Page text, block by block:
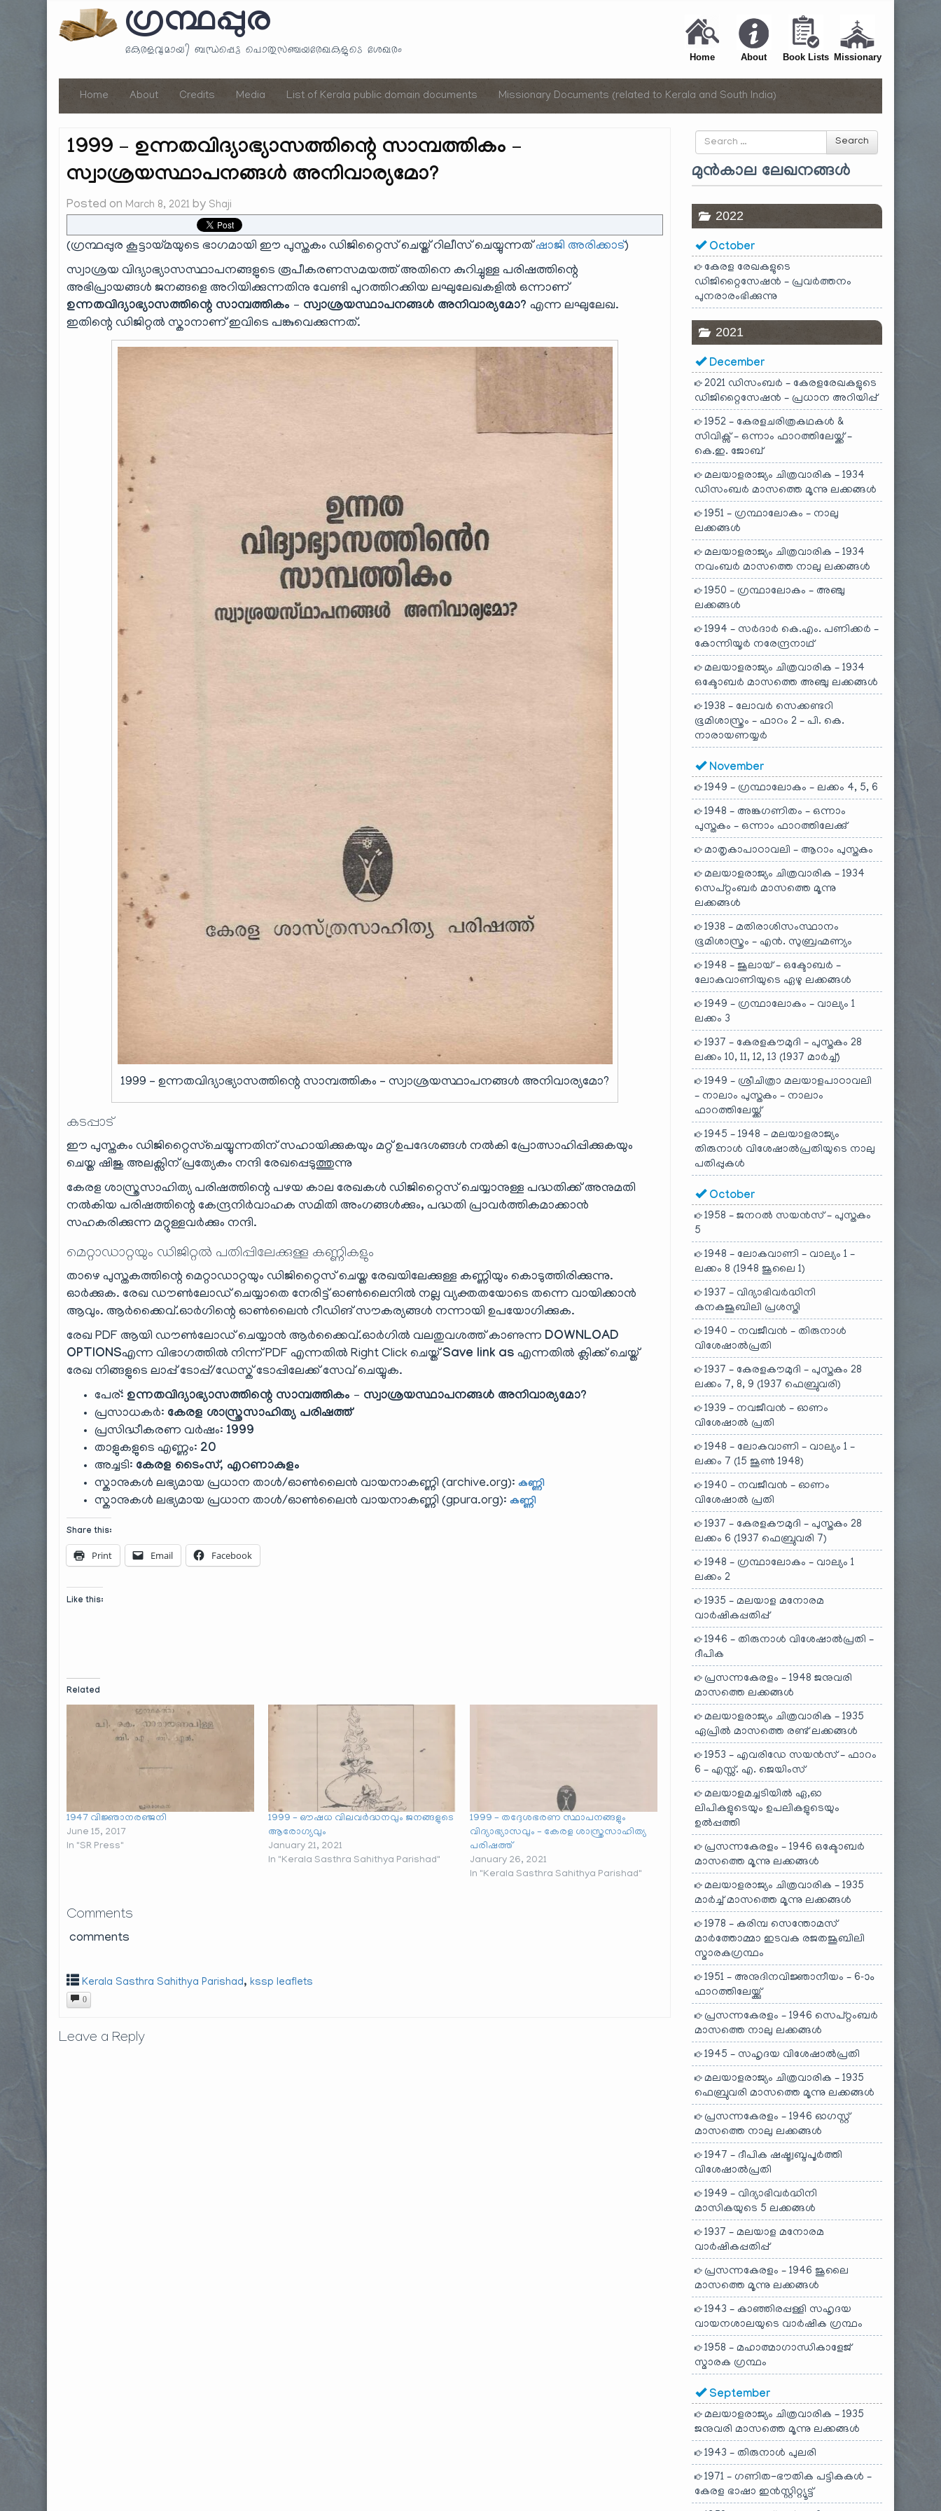
ഗ്രന്ഥപ്പുര
കേരളവുമായി ബന്ധപ്പെട്ട പൊതുസഞ്ചയരേഖകളുടെ ശേഖരം Home About Book Lists Missionary
Home About Credits Media List of Kerala public domain documents Missionary Documents (related to Kerala and South India)
1999 – ഉന്നതവിദ്യാഭ്യാസത്തിന്റെ സാമ്പത്തികം –
സ്വാശ്രയസ്ഥാപനങ്ങൾ അനിവാര്യമോ?
Posted on March 8, 2021 by Shaji
(ഗ്രന്ഥപ്പുര കൂട്ടായ്മയുടെ ഭാഗമായി ഈ പുസ്തകം ഡിജിറ്റൈസ് ചെയ്ത് റിലീസ് ചെയ്യുന്നത്ഷാജി അരിക്കാട്)
സ്വാശ്രയ വിദ്യാഭ്യാസസ്ഥാപനങ്ങളുടെ രൂപീകരണസമയത്ത് അതിനെ കുറിച്ചുള്ള പരിഷത്തിന്റെ
അഭിപ്രായങ്ങൾ ജനങ്ങളെ അറിയിക്കുന്നതിനു വേണ്ടി പുറത്തിറക്കിയ ലഘുലേഖകളിൽ ഒന്നാണ്
ഉന്നതവിദ്യാഭ്യാസത്തിന്റെ സാമ്പത്തികം – സ്വാശ്രയസ്ഥാപനങ്ങൾ അനിവാര്യമോ?എന്ന ലഘുലേഖ.
ഇതിന്റെ ഡിജിറ്റൽ സ്കാനാണ് ഇവിടെ പങ്കുവെക്കുന്നത്.
1999 – ഉന്നതവിദ്യാഭ്യാസത്തിന്റെ സാമ്പത്തികം – സ്വാശ്രയസ്ഥാപനങ്ങൾ അനിവാര്യമോ?
കടപ്പാട്
ഈ പുസ്തകം ഡിജിറ്റൈസ്ചെയ്യുന്നതിന് സഹായിക്കുകയും മറ്റ് ഉപദേശങ്ങൾ നൽകി പ്രോത്സാഹിപ്പിക്കുകയും
ചെയ്ത ഷിജു അലക്സിന് പ്രത്യേകം നന്ദി രേഖപ്പെടുത്തുന്നു
കേരള ശാസ്ത്രസാഹിത്യ പരിഷത്തിന്റെ പഴയ കാല രേഖകൾ ഡിജിറ്റൈസ് ചെയ്യാനുള്ള പദ്ധതിക്ക് അനുമതി
നൽകിയ പരിഷത്തിന്റെ കേന്ദ്രനിര്‍വാഹക സമിതി അംഗങ്ങൾക്കും, പദ്ധതി പ്രാവർത്തികമാക്കാൻ
സഹകരിക്കുന്ന മറ്റുള്ളവർക്കും നന്ദി.
മെറ്റാഡാറ്റയും ഡിജിറ്റൽ പതിപ്പിലേക്കുള്ള കണ്ണികളും
താഴെ പുസ്തകത്തിന്റെ മെറ്റാഡാറ്റയും ഡിജിറ്റൈസ് ചെയ്ത രേഖയിലേക്കുള്ള കണ്ണിയും കൊടുത്തിരിക്കുന്നു.
ഓർക്കുക. രേഖ ഡൗൺലോഡ് ചെയ്യാതെ നേരിട്ട് ഓൺലൈനിൽ നല്ല വ്യക്തതയോടെ തന്നെ വായിക്കാൻ
ആവും. ആർക്കൈവ്.ഓർഗിന്റെ ഓൺലൈൻ റീഡിങ് സൗകര്യങ്ങൾ നന്നായി ഉപയോഗിക്കുക.
രേഖ PDF ആയി ഡൗൺലോഡ് ചെയ്യാൻ ആർക്കൈവ്.ഓർഗിൽ വലതുവശത്ത് കാണുന്ന DOWNLOAD
OPTIONSഎന്ന വിഭാഗത്തിൽ നിന്ന് PDF എന്നതിൽ Right Click ചെയ്ത്Save link as എന്നതിൽ ക്ലിക്ക് ചെയ്ത്
രേഖ നിങ്ങളുടെ ലാപ്പ് ടോപ്പ്/ഡേസ്ക് ടോപ്പിലേക്ക് സേവ് ചെയ്യുക.
പേര്: ഉന്നതവിദ്യാഭ്യാസത്തിന്റെ സാമ്പത്തികം – സ്വാശ്രയസ്ഥാപനങ്ങൾ അനിവാര്യമോ?
പ്രസാധകർ: കേരള ശാസ്ത്രസാഹിത്യ പരിഷത്ത്
പ്രസിദ്ധീകരണ വർഷം: 1999
താളുകളുടെ എണ്ണം: 20
അച്ചടി: കേരള ടൈംസ്, എറണാകുളം
സ്കാനുകൾ ലഭ്യമായ പ്രധാന താൾ/ഓൺലൈൻ വായനാകണ്ണി (archive.org):കണ്ണി
സ്കാനുകൾ ലഭ്യമായ പ്രധാന താൾ/ഓൺലൈൻ വായനാകണ്ണി (gpura.org):കണ്ണി
Share this:
Print Email Facebook
Like this:
Related
1947 വിജ്ഞാനരഞ്ജനി
June 15, 2017
In "SR Press"
1999 – ഔഷധ വിലവർദ്ധനവും ജനങ്ങളുടെ
ആരോഗ്യവും
January 21, 2021
In "Kerala Sasthra Sahithya Parishad"
1999 – തദ്ദേശഭരണ സ്ഥാപനങ്ങളും
വിദ്യാഭ്യാസവും – കേരള ശാസ്ത്രസാഹിത്യ
പരിഷത്ത്
January 26, 2021
In "Kerala Sasthra Sahithya Parishad"
Comments
comments
Kerala Sasthra Sahithya Parishad,kssp leaflets
0
Leave a Reply
Search
for
Search
മുൻകാല ലേഖനങ്ങൾ
2022
October
കേരള രേഖകളുടെ
ഡിജിറ്റൈസേഷൻ – പ്രവർത്തനം
പുനരാരംഭിക്കുന്നു
2021
December
2021 ഡിസംബർ – കേരളരേഖകളുടെ
ഡിജിറ്റൈസേഷൻ – പ്രധാന അറിയിപ്പ്
1952 – കേരളചരിത്രകഥകൾ &
സിവിക്സ് – ഒന്നാം ഫാറത്തിലേയ്ക്ക് –
കെ.ഇ. ജോബ്
മലയാളരാജ്യം ചിത്രവാരിക – 1934
ഡിസംബർ മാസത്തെ മൂന്നു ലക്കങ്ങൾ
1951 – ഗ്രന്ഥാലോകം – നാലു
ലക്കങ്ങൾ
മലയാളരാജ്യം ചിത്രവാരിക – 1934
നവംബർ മാസത്തെ നാലു ലക്കങ്ങൾ
1950 – ഗ്രന്ഥാലോകം – അഞ്ചു
ലക്കങ്ങൾ
1994 – സർദാർ കെ.എം. പണിക്കർ –
കോന്നിയൂർ നരേന്ദ്രനാഥ്
മലയാളരാജ്യം ചിത്രവാരിക – 1934
ഒക്ടോബർ മാസത്തെ അഞ്ചു ലക്കങ്ങൾ
1938 – ലോവർ സെക്കണ്ടറി
ഭൂമിശാസ്ത്രം – ഫാറം 2 – പി. കെ.
നാരായണയ്യർ
November
1949 – ഗ്രന്ഥാലോകം – ലക്കം 4, 5, 6
1948 – അങ്കഗണിതം – ഒന്നാം
പുസ്തകം – ഒന്നാം ഫാറത്തിലേക്കു്
മാതൃകാപാഠാവലി – ആറാം പുസ്തകം
മലയാളരാജ്യം ചിത്രവാരിക – 1934
സെപ്റ്റംബർ മാസത്തെ മൂന്നു
ലക്കങ്ങൾ
1938 – മതിരാശിസംസ്ഥാനം
ഭൂമിശാസ്ത്രം – എൻ. സുബ്രഹ്മണ്യം
1948 – ജൂലായ് – ഒക്ടോബർ –
ലോകവാണിയുടെ ഏഴു ലക്കങ്ങൾ
1949 – ഗ്രന്ഥാലോകം – വാല്യം 1
ലക്കം 3
1937 – കേരളകൗമുദി – പുസ്തകം 28
ലക്കം 10, 11, 12, 13 (1937 മാർച്ച്)
1949 – ശ്രീചിത്രാ മലയാളപാഠാവലി
– നാലാം പുസ്തകം – നാലാം
ഫാറത്തിലേയ്ക്ക്
1945 – 1948 – മലയാളരാജ്യം
തിരുനാൾ വിശേഷാൽപ്രതിയുടെ നാലു
പതിപ്പുകൾ
October
1958 – ജനറൽ സയൻസ് – പുസ്തകം
5
1948 – ലോകവാണി – വാല്യം 1 –
ലക്കം 8 (1948 ജൂലൈ 1)
1937 – വിദ്യാഭിവർദ്ധിനി
കനകജൂബിലി പ്രശസ്തി
1940 – നവജീവൻ – തിരുനാൾ
വിശേഷാൽപ്രതി
1937 – കേരളകൗമുദി – പുസ്തകം 28
ലക്കം 7, 8, 9 (1937 ഫെബ്രുവരി)
1939 – നവജീവൻ – ഓണം
വിശേഷാൽ പ്രതി
1948 – ലോകവാണി – വാല്യം 1 –
ലക്കം 7 (15 ജൂൺ 1948)
1940 – നവജീവൻ – ഓണം
വിശേഷാൽ പ്രതി
1937 – കേരളകൗമുദി – പുസ്തകം 28
ലക്കം 6 (1937 ഫെബ്രുവരി 7)
1948 – ഗ്രന്ഥാലോകം – വാല്യം 1
ലക്കം 2
1935 – മലയാള മനോരമ
വാർഷികപ്പതിപ്പ്
1946 – തിരുനാൾ വിശേഷാൽപ്രതി –
ദീപിക
പ്രസന്നകേരളം – 1948 ജനുവരി
മാസത്തെ ലക്കങ്ങൾ
മലയാളരാജ്യം ചിത്രവാരിക – 1935
ഏപ്രിൽ മാസത്തെ രണ്ട് ലക്കങ്ങൾ
1953 – എവരിഡേ സയൻസ് – ഫാറം
6 – എസ്സ്. എ. ജെയിംസ്
മലയാളമച്ചടിയിൽ ഏ,ഓ
ലിപികളുടെയും ഉപലികളുടെയും
ഉൽപ്പത്തി
പ്രസന്നകേരളം – 1946 ഒക്ടോബർ
മാസത്തെ മൂന്നു ലക്കങ്ങൾ
മലയാളരാജ്യം ചിത്രവാരിക – 1935
മാർച്ച് മാസത്തെ മൂന്നു ലക്കങ്ങൾ
1978 – കരിമ്പ സെന്തോമസ്
മാർത്തോമ്മാ ഇടവക രജതജൂബിലി
സ്മാരകഗ്രന്ഥം
1951 – അനുദിനവിജ്ഞാനീയം – 6-ാം
ഫാറത്തിലേയ്ക്കു്
പ്രസന്നകേരളം – 1946 സെപ്റ്റംബർ
മാസത്തെ നാലു ലക്കങ്ങൾ
1945 – സഹൃദയ വിശേഷാൽപ്രതി
മലയാളരാജ്യം ചിത്രവാരിക – 1935
ഫെബ്രുവരി മാസത്തെ മൂന്നു ലക്കങ്ങൾ
പ്രസന്നകേരളം – 1946 ഓഗസ്റ്റ്
മാസത്തെ നാലു ലക്കങ്ങൾ
1947 – ദീപിക ഷഷ്ട്വബ്ദപൂർത്തി
വിശേഷാൽപ്രതി
1949 – വിദ്യാഭിവർദ്ധിനി
മാസികയുടെ 5 ലക്കങ്ങൾ
1937 – മലയാള മനോരമ
വാർഷികപ്പതിപ്പ്
പ്രസന്നകേരളം – 1946 ജൂലൈ
മാസത്തെ മൂന്നു ലക്കങ്ങൾ
1943 – കാഞ്ഞിരപ്പള്ളി സഹൃദയ
വായനശാലയുടെ വാർഷിക ഗ്രന്ഥം
1958 – മഹാത്മാഗാന്ധികാളേജ്
സ്മാരക ഗ്രന്ഥം
September
മലയാളരാജ്യം ചിത്രവാരിക – 1935
ജനുവരി മാസത്തെ മൂന്നു ലക്കങ്ങൾ
1943 – തിരുനാൾ പുലരി
1971 – ഗണിത-ഭൗതിക പട്ടികകൾ –
കേരള ഭാഷാ ഇൻസ്റ്റിറ്റ്യൂട്ട്